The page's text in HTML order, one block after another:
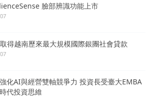
臉部辨識功能上市
得越南歷來最大規模國際銀團社會貸款
化AI與經營雙軸競爭力 投資長受臺大EMBA
代投資思維